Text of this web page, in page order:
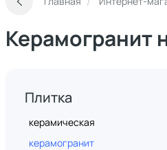
Керамогранит
Плитка
керамическая
керамогранит